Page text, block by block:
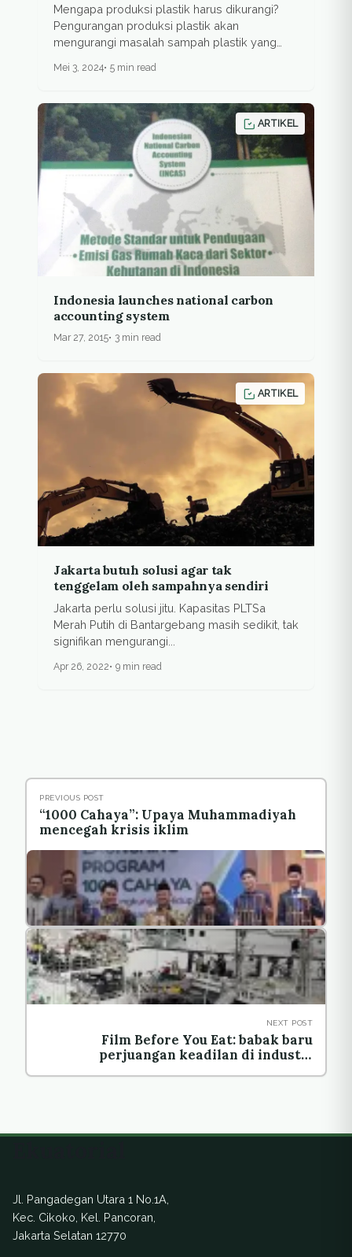
Mengapa produksi plastik harus dikurangi?
Pengurangan produksi plastik akan
mengurangi masalah sampah plastik yang
Mei 3, 2024 5 min read
ARTIKEL
Indonesia launches national carbon
accounting system
Mar 27, 2015 3 min read
ARTIKEL
Jakarta butuh solusi agar tak
tenggelam oleh sampahnya sendiri
Jakarta perlu solusi jitu. Kapasitas PLTSa
Merah Putih di Bantargebang masih sedikit, tak
signifikan mengurangi...
Apr 26, 2022 9 min read
PREVIOUS POST
“1000 Cahaya”: Upaya Muhammadiyah
mencegah krisis iklim
NEXT POST
Film Before You Eat: babak baru
perjuangan keadilan di industri
Jl. Pangadegan Utara 1 No.1A,
Kec. Cikoko, Kel. Pancoran,
Jakarta Selatan 12770